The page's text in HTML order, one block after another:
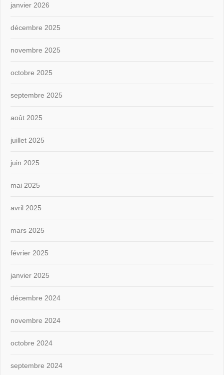
janvier 2026
décembre 2025
novembre 2025
octobre 2025
septembre 2025
août 2025
juillet 2025
juin 2025
mai 2025
avril 2025
mars 2025
février 2025
janvier 2025
décembre 2024
novembre 2024
octobre 2024
septembre 2024